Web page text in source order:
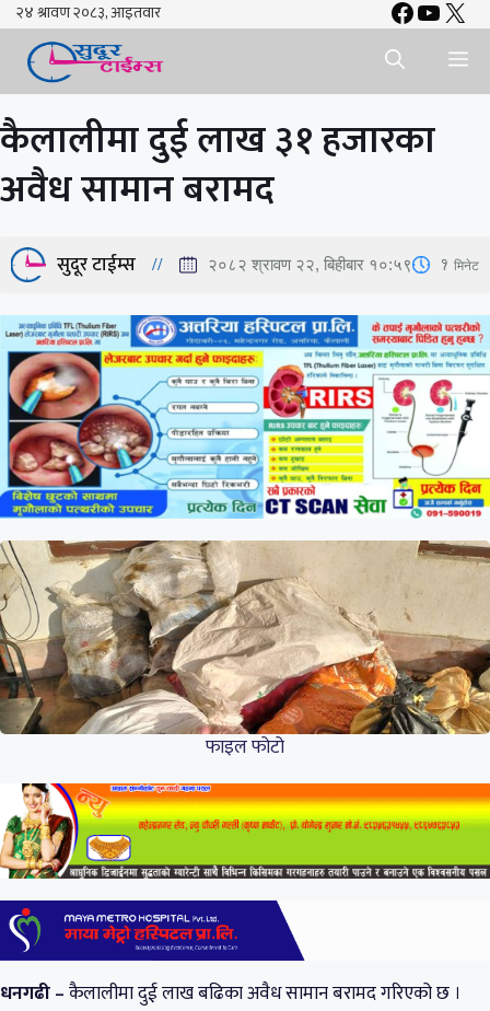
Skip
content
X
कैलालीमा दुई लाख ३१ हजारका
अवैध सामान बरामद
सुदूर टाईम्स २०८२ श्रावण २२, बिहीबार १०:५९ 1 मिनेट
फाइल फोटो
धनगढी –कैलालीमा दुई लाख बढिका अवैध सामान बरामद गरिएको छ ।